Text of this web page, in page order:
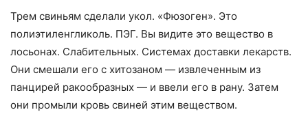
Трем свиньям сделали укол. «Фюзоген». Это
полиэтиленгликоль. ПЭГ. Вы видите это вещество в
лосьонах. Слабительных. Системах доставки лекарств.
Они смешали его с хитозаном — извлеченным из
панцирей ракообразных — и ввели его в рану. Затем
они промыли кровь свиней этим веществом.